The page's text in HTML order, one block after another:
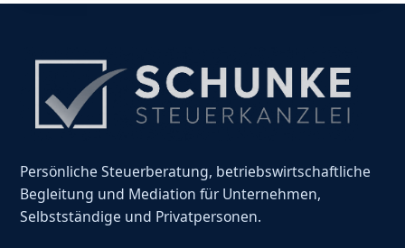
Persönliche Steuerberatung, betriebswirtschaftliche
Begleitung und Mediation für Unternehmen,
Selbstständige und Privatpersonen.